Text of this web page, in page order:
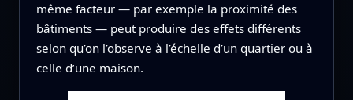
même facteur — par exemple la proximité des
bâtiments — peut produire des effets différents
selon qu’on l’observe à l’échelle d’un quartier ou à
celle d’une maison.